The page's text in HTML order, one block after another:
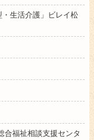
生活介護」ビレイ松
合福祉相談支援センタ